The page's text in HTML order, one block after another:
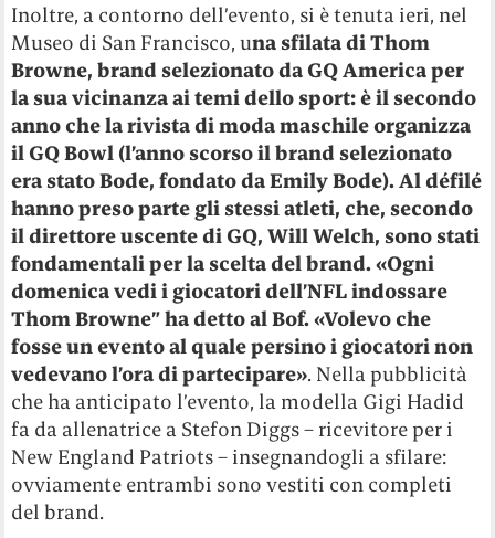
Inoltre, a contorno dell’evento, si è tenuta ieri, nel
Museo di San Francisco, una sfilata di Thom
Browne, brand selezionato da GQ America per
la sua vicinanza ai temi dello sport: è il secondo
anno che la rivista di moda maschile organizza
il GQ Bowl (l’anno scorso il brand selezionato
era stato Bode, fondato da Emily Bode). Al défilé
hanno preso parte gli stessi atleti, che, secondo
il direttore uscente di GQ, Will Welch, sono stati
fondamentali per la scelta del brand. «Ogni
domenica vedi i giocatori dell’NFL indossare
Thom Browne” ha detto al Bof. «Volevo che
fosse un evento al quale persino i giocatori non
vedevano l’ora di partecipare». Nella pubblicità
che ha anticipato l’evento, la modella Gigi Hadid
fa da allenatrice a Stefon Diggs – ricevitore per i
New England Patriots – insegnandogli a sfilare:
ovviamente entrambi sono vestiti con completi
del brand.